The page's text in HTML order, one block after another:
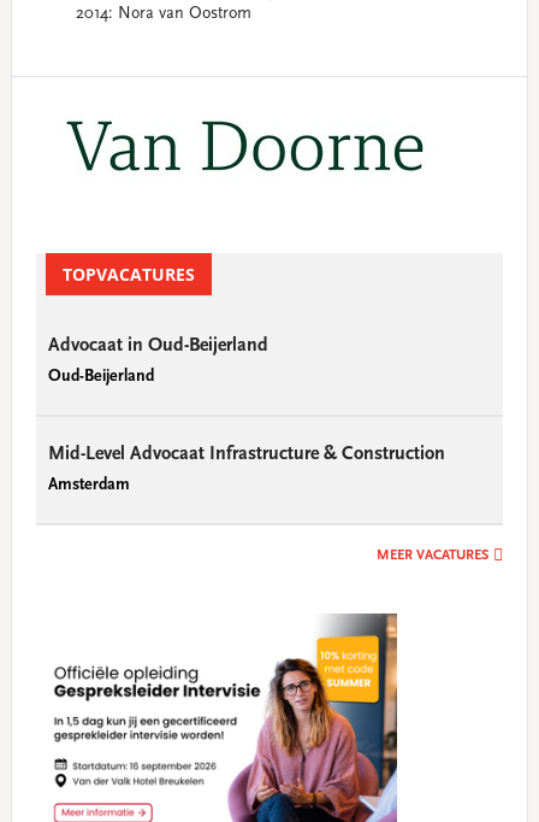
2014: Nora van Oostrom
Sidebar
TOPVACATURES
Advocaat in Oud-Beijerland
Oud-Beijerland
Mid-Level Advocaat Infrastructure & Construction
Amsterdam
MEER VACATURES